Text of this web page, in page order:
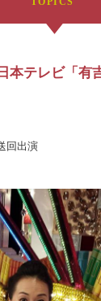
本テレビ「有
回出演